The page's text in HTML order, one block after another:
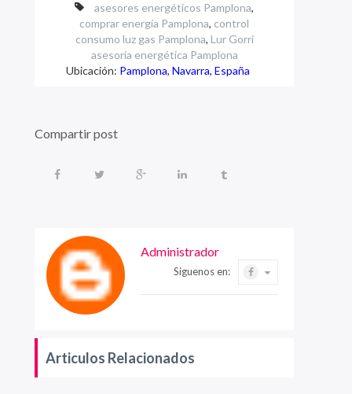
asesores energéticos Pamplona,
comprar energía Pamplona, control
consumo luz gas Pamplona, Lur Gorri
asesoría energética Pamplona
Ubicación: Pamplona, Navarra, España
Compartir post
Administrador
Siguenos en:
Articulos Relacionados